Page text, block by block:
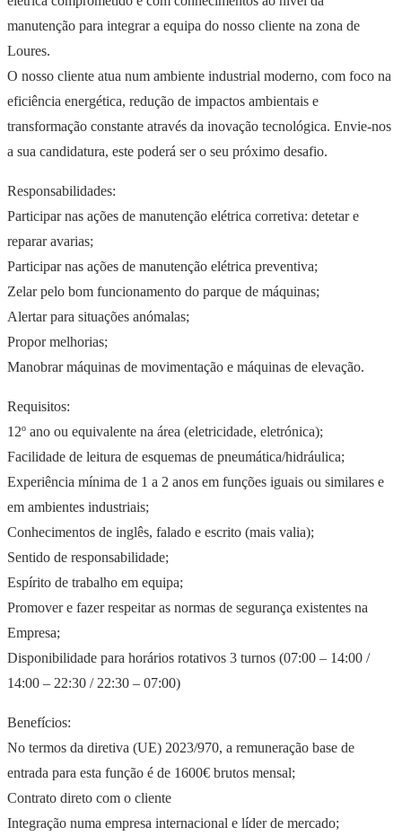
manutenção para integrar a equipa do nosso cliente na zona de
Loures.
O nosso cliente atua num ambiente industrial moderno, com foco na
eficiência energética, redução de impactos ambientais e
transformação constante através da inovação tecnológica. Envie-nos
a sua candidatura, este poderá ser o seu próximo desafio.
Responsabilidades:
Participar nas ações de manutenção elétrica corretiva: detetar e
reparar avarias;
Participar nas ações de manutenção elétrica preventiva;
Zelar pelo bom funcionamento do parque de máquinas;
Alertar para situações anómalas;
Propor melhorias;
Manobrar máquinas de movimentação e máquinas de elevação.
Requisitos:
12º ano ou equivalente na área (eletricidade, eletrónica);
Facilidade de leitura de esquemas de pneumática/hidráulica;
Experiência mínima de 1 a 2 anos em funções iguais ou similares e
em ambientes industriais;
Conhecimentos de inglês, falado e escrito (mais valia);
Sentido de responsabilidade;
Espírito de trabalho em equipa;
Promover e fazer respeitar as normas de segurança existentes na
Empresa;
Disponibilidade para horários rotativos 3 turnos (07:00 – 14:00 /
14:00 – 22:30 / 22:30 – 07:00)
Benefícios:
No termos da diretiva (UE) 2023/970, a remuneração base de
entrada para esta função é de 1600€ brutos mensal;
Contrato direto com o cliente
Integração numa empresa internacional e líder de mercado;